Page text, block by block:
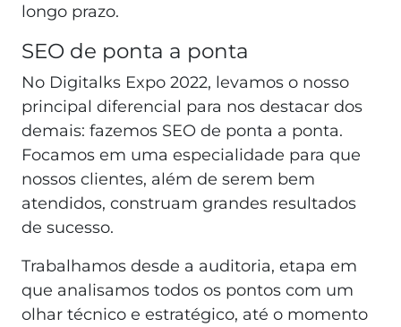
longo prazo.
SEO de ponta a ponta
No Digitalks Expo 2022, levamos o nosso
principal diferencial para nos destacar dos
demais: fazemos SEO de ponta a ponta.
Focamos em uma especialidade para que
nossos clientes, além de serem bem
atendidos, construam grandes resultados
de sucesso.
Trabalhamos desde a auditoria, etapa em
que analisamos todos os pontos com um
olhar técnico e estratégico, até o momento